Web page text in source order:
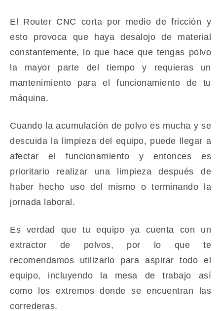
El Router CNC corta por medio de fricción y
esto provoca que haya desalojo de material
constantemente, lo que hace que tengas polvo
la mayor parte del tiempo y requieras un
mantenimiento para el funcionamiento de tu
máquina.
Cuando la acumulación de polvo es mucha y se
descuida la limpieza del equipo, puede llegar a
afectar el funcionamiento y entonces es
prioritario realizar una limpieza después de
haber hecho uso del mismo o terminando la
jornada laboral.
Es verdad que tu equipo ya cuenta con un
extractor de polvos, por lo que te
recomendamos utilizarlo para aspirar todo el
equipo, incluyendo la mesa de trabajo así
como los extremos donde se encuentran las
correderas.